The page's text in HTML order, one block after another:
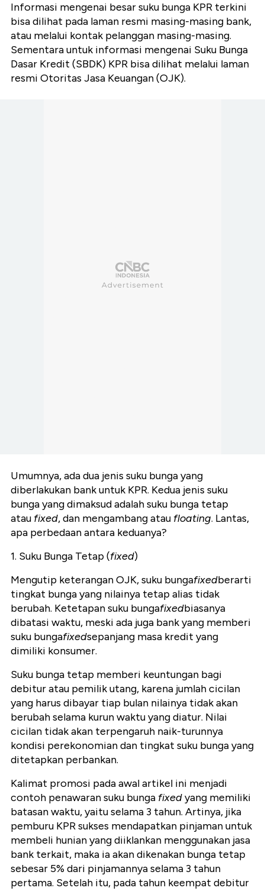
Informasi mengenai besar suku bunga KPR terkini
bisa dilihat pada laman resmi masing-masing bank,
atau melalui kontak pelanggan masing-masing.
Sementara untuk informasi mengenai Suku Bunga
Dasar Kredit (SBDK) KPR bisa dilihat melalui laman
resmi Otoritas Jasa Keuangan (OJK).
Umumnya, ada dua jenis suku bunga yang
diberlakukan bank untuk KPR. Kedua jenis suku
bunga yang dimaksud adalah suku bunga tetap
atau fixed, dan mengambang atau floating. Lantas,
apa perbedaan antara keduanya?
1. Suku Bunga Tetap (fixed)
Mengutip keterangan OJK, suku bungafixedberarti
tingkat bunga yang nilainya tetap alias tidak
berubah. Ketetapan suku bungafixedbiasanya
dibatasi waktu, meski ada juga bank yang memberi
suku bungafixedsepanjang masa kredit yang
dimiliki konsumer.
Suku bunga tetap memberi keuntungan bagi
debitur atau pemilik utang, karena jumlah cicilan
yang harus dibayar tiap bulan nilainya tidak akan
berubah selama kurun waktu yang diatur. Nilai
cicilan tidak akan terpengaruh naik-turunnya
kondisi perekonomian dan tingkat suku bunga yang
ditetapkan perbankan.
Kalimat promosi pada awal artikel ini menjadi
contoh penawaran suku bunga fixedyang memiliki
batasan waktu, yaitu selama 3 tahun. Artinya, jika
pemburu KPR sukses mendapatkan pinjaman untuk
membeli hunian yang diiklankan menggunakan jasa
bank terkait, maka ia akan dikenakan bunga tetap
sebesar 5% dari pinjamannya selama 3 tahun
pertama. Setelah itu, pada tahun keempat debitur